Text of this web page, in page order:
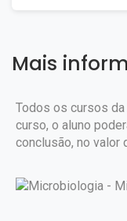
Mais
Todos os cursos
curso, o aluno
conclusão, no valor